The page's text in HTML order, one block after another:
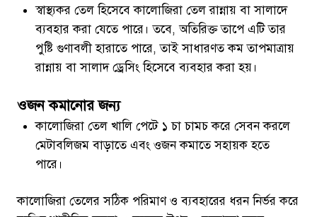
স্বাস্থ্যকর তেল হিসেবে কালোজিরা তেল রান্নায় বা সালাদে
ব্যবহার করা যেতে পারে। তবে, অতিরিক্ত তাপে এটি তার
পুষ্টি গুণাবলী হারাতে পারে, তাই সাধারণত কম তাপমাত্রায়
রান্নায় বা সালাদ ড্রেসিং হিসেবে ব্যবহার করা হয়।
ওজন কমানোর জন্য
কালোজিরা তেল খালি পেটে ১ চা চামচ করে সেবন করলে
মেটাবলিজম বাড়াতে এবং ওজন কমাতে সহায়ক হতে
পারে।
কালোজিরা তেলের সঠিক পরিমাণ ও ব্যবহারের ধরন নির্ভর করে